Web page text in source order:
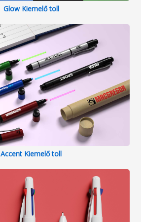
Glow Kiemelő toll
Accent Kiemelő toll